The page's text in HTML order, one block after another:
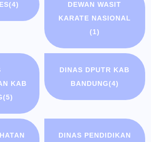
(4)
DEWAN WASIT
KARATE NASIONAL
(1)
KAB
(5)
DINAS DPUTR KAB
BANDUNG(4)
DINAS PENDIDIKAN